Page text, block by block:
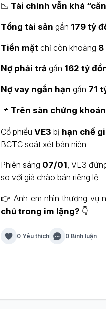
📉 Tài chính vẫn khá
Tổng tài sản gần 179 tỷ
Tiền mặtchỉ còn khoảng 8
Nợ phải trả gần 162 tỷ
Nợ vay ngắn hạn gần 71
📌 Trên sàn chứng khoán
Cổ phiếu VE3 bị hạn chế
BCTC soát xét bán niên
Phiên sáng 07/01, VE3
so với giá chào bán riêng lẻ
👉 Anh em nhìn thương vụ
chủ trong im lặng? 👇
0 Yêu thích 0 Bình luận